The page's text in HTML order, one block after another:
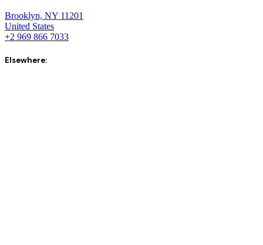
Brooklyn, NY 11201
United States
+2 969 866 7033
Elsewhere: